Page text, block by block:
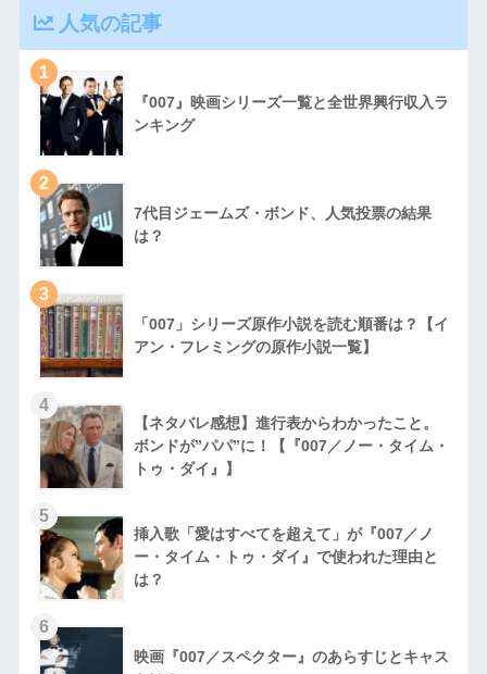
人気の記事
1
『007』映画シリーズ一覧と全世界興行収入ラ
ンキング
2
7代目ジェームズ・ボンド、人気投票の結果
は？
3
「007」シリーズ原作小説を読む順番は？【イ
アン・フレミングの原作小説一覧】
4
【ネタバレ感想】進行表からわかったこと。
ボンドが”パパ”に！【『007／ノー・タイム・
トゥ・ダイ』】
5
挿入歌「愛はすべてを超えて」が『007／ノ
ー・タイム・トゥ・ダイ』で使われた理由と
は？
6
映画『007／スペクター』のあらすじとキャス